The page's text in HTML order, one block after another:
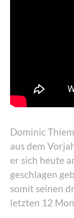
Dominic
aus dem
er sich heute
geschlagen
somit seinen
letzten 12